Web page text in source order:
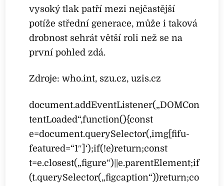
vysoký tlak patří mezi nejčastější
potíže střední generace, může i taková
drobnost sehrát větší roli než se na
první pohled zdá.
Zdroje: who.int, szu.cz, uzis.cz
document.addEventListener(„DOMCon
tentLoaded“,function(){const
e=document.querySelector(‚img[fifu-
featured=“1″]‘);if(!e)return;const
t=e.closest(„figure“)||e.parentElement;if
(t.querySelector(„figcaption“))return;co